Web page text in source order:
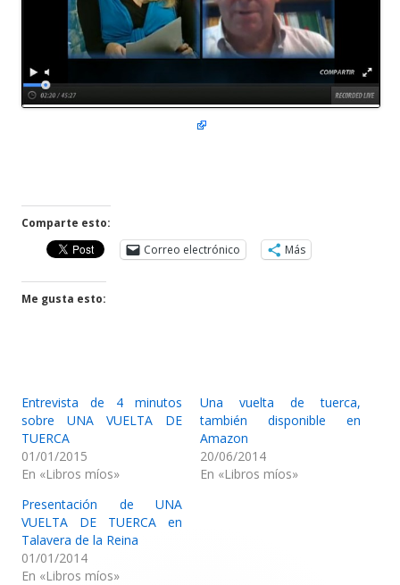
Comparte esto:
Correo electrónico
Más
Me gusta esto:
Entrevista de 4 minutos
sobre UNA VUELTA DE
TUERCA
01/01/2015
En «Libros míos»
Una vuelta de tuerca,
también disponible en
Amazon
20/06/2014
En «Libros míos»
Presentación de UNA
VUELTA DE TUERCA en
Talavera de la Reina
01/01/2014
En «Libros míos»